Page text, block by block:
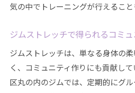
成功体験を積むことの重
気の中でトレーニングが行えること
ジムストレッチで得られるコミ
ジムストレッチは、単なる身体の
く、コミュニティ作りにも貢献し
区丸の内のジムでは、定期的にグ